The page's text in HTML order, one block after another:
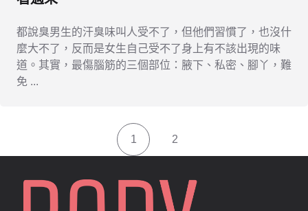
都說臭男生的汗臭味叫人受不了，但他們習慣了，也沒什
麼大不了，反而是女生自己受不了身上有不該出現的味
道。其實，最傷腦筋的三個部位：腋下、私密、腳丫，難
免 ...
1 2